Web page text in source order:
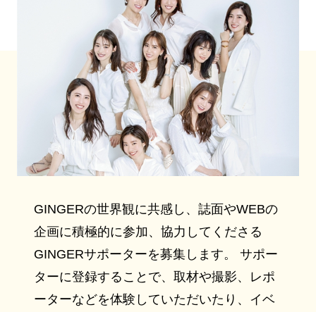
GINGERの世界観に共感し、誌面やWEBの
企画に積極的に参加、協力してくださる
GINGERサポーターを募集します。 サポー
ターに登録することで、取材や撮影、レポ
ーターなどを体験していただいたり、イベ